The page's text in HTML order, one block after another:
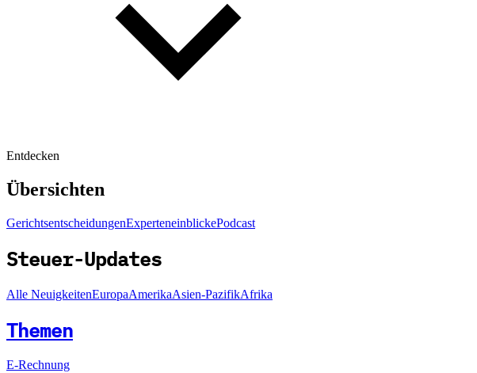
Entdecken
Übersichten
GerichtsentscheidungenExperteneinblickePodcast
Steuer-Updates
Alle NeuigkeitenEuropaAmerikaAsien-PazifikAfrika
Themen
E-Rechnung